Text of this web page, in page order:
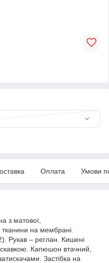
Оплата Умови
з матової,
на мембрані.
Рукав – реглан. Кишені
Капюшон втачний,
Застібка на